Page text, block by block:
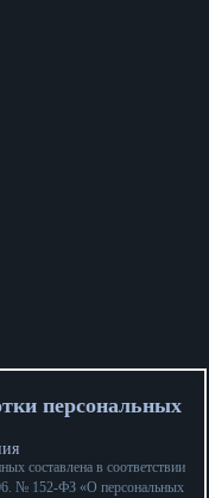
персональных
составлена в соответствии
№ 152-ФЗ «О персональных